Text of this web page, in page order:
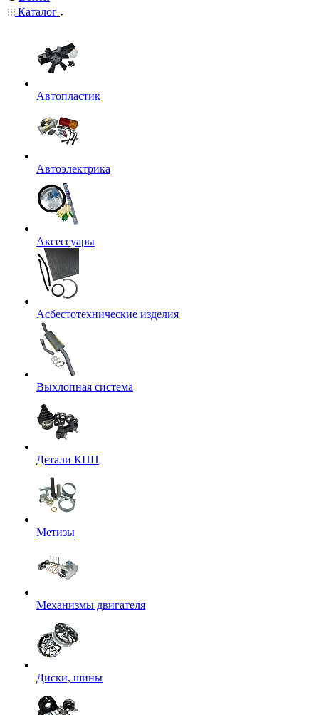
Каталог
Автопластик
Автоэлектрика
Аксессуары
Асбестотехнические изделия
Выхлопная система
Детали КПП
Метизы
Механизмы двигателя
Диски, шины